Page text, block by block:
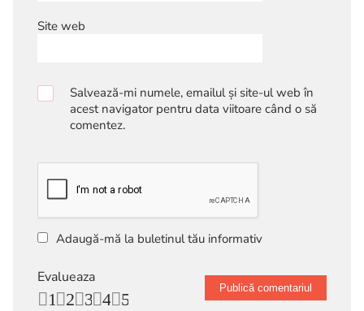
Site web
Salvează-mi numele, emailul și site-ul web în
acest navigator pentru data viitoare când o să
comentez.
Adaugă-mă la buletinul tău informativ
Evalueaza
5
4
3
2
1